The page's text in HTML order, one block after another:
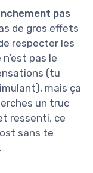
pas
de gros effets
respecter les
pas le
(tu
mais ça
un truc
ressenti, ce
sans te